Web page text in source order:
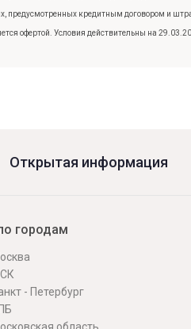
предусмотренных кредитным договором и
офертой. Условия действительны на
Открытая информация
городам
- Петербург